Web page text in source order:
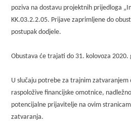
poziva na dostavu projektnih prijedloga
KK.03.2.2.05. Prijave zaprimljene do
postupak dodjele.
Obustava će trajati do 31. kolovoza 2020.
U slučaju potrebe za trajnim zatvaranjem
raspoložive financijske omotnice,
potencijalne prijavitelje na ovim
zatvaranja.